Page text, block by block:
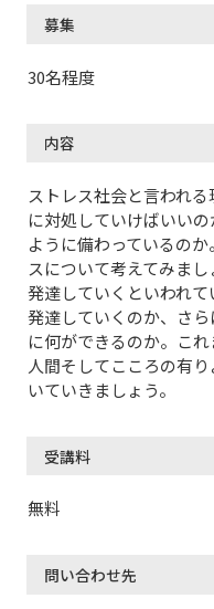
募集
30名程度
内容
ストレス社会と言われ
に対処していけばいい
ように備わっているの
スについて考えてみま
発達していくといわれ
発達していくのか、さ
に何ができるのか。こ
人間そしてこころの有
いていきましょう。
受講料
無料
問い合わせ先